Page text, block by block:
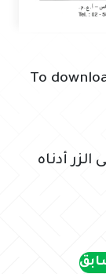
To
أدناه